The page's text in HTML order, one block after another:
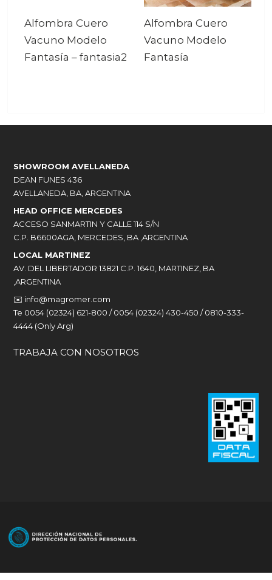
Alfombra Cuero
Vacuno Modelo
Fantasía –fantasia2
Alfombra Cuero
Vacuno Modelo
Fantasía
SHOWROOM AVELLANEDA
DEAN FUNES 436
AVELLANEDA, BA, ARGENTINA
HEAD OFFICE MERCEDES
ACCESO SANMARTIN Y CALLE 114 S/N
C.P. B6600AGA, MERCEDES, BA ,ARGENTINA
LOCAL MARTINEZ
AV. DEL LIBERTADOR 13821 C.P. 1640, MARTINEZ, BA
,ARGENTINA
✉️ info@magromer.com
Te 0054 (02324) 621-800 / 0054 (02324) 430-450 / 0810-333-
4444 (Only Arg)
TRABAJA CON NOSOTROS